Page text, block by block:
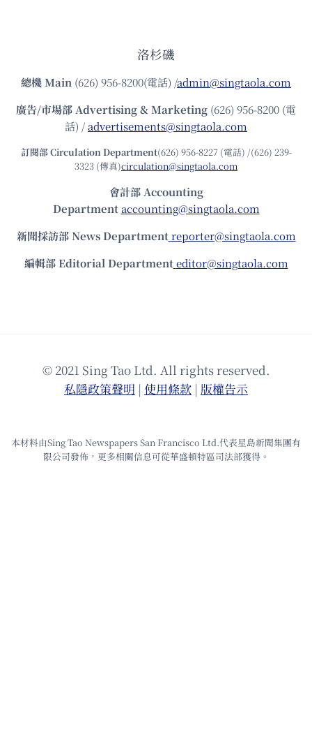
洛杉磯
總機Main (626) 956-8200(電話) /admin@singtaola.com
廣告/市場部Advertising & Marketing (626) 956-8200 (電
話) /advertisements@singtaola.com
訂閱部 Circulation Department(626) 956-8227 (電話) /(626) 239-
3323 (傳真)circulation@singtaola.com
會計部 Accounting
Department accounting@singtaola.com
新聞採訪部 News Department reporter@singtaola.com
編輯部 Editorial Department editor@singtaola.com
© 2021 Sing Tao Ltd. All rights reserved.
私隱政策聲明 | 使⽤條款 | 版權告⽰
本材料由Sing Tao Newspapers San Francisco Ltd.代表星島新聞集團有
限公司發佈，更多相關信息可從華盛頓特區司法部獲得。